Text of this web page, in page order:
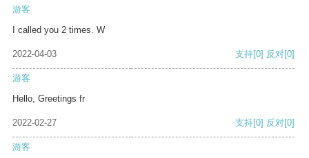
游客
I called you 2 times. W
2022-04-03 支持[0] 反对[0]
游客
Hello, Greetings fr
2022-02-27 支持[0] 反对[0]
游客